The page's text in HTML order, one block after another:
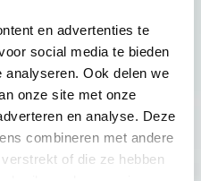
en advertenties te
social media te bieden
Ook delen we
onze site met onze
en analyse. Deze
combineren met andere
of die ze hebben